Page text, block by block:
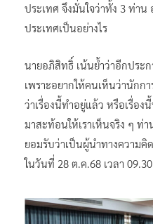
ประเทศ จึงมั่นใจว่าทั้ง 3 ท่าน
ประเทศเป็นอย่างไร
นายอภิสิทธิ์ เน้นย้ำว่าอีกประ
เพราะอยากให้คนเห็นว่านักก
ว่าเรื่องนี้ทำอยู่แล้ว หรือเรื่อง
มาสะท้อนให้เราเห็นจริง ๆ ท่
ยอมรับว่าเป็นผู้นำทางความ
ในวันที่ 28 ต.ค.68 เวลา